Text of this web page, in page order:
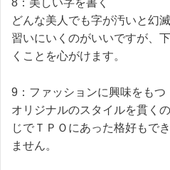
8：美しい字を書く
どんな美人でも字が汚いと幻滅
習いにいくのがいいですが、
くことを心がけます。
9：ファッションに興味をもつ
オリジナルのスタイルを貫く
じでＴＰＯにあった格好もで
ません。